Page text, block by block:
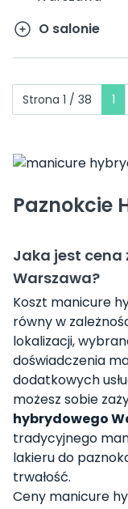
O salonie
Strona 1 / 38 1
Paznokcie
Jaka jest
Warszawa?
Koszt manicure
równy w
lokalizacji,
doświadczenia
dodatkowych
możesz sobie
hybrydowego
tradycyjnego
lakieru do
trwałość.
Ceny manicure